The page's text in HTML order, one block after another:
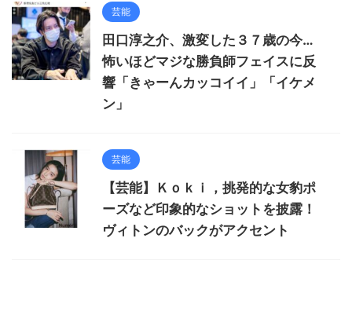
芸能
田口淳之介、激変した３７歳の今…
怖いほどマジな勝負師フェイスに反
響「きゃーんカッコイイ」「イケメ
ン」
芸能
【芸能】Ｋｏｋｉ，挑発的な女豹ポ
ーズなど印象的なショットを披露！
ヴィトンのバックがアクセント